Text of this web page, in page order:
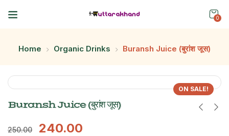
0
Home Organic Drinks Buransh Juice (बुरांश जूस)
ON SALE!
Buransh Juice (बुरांश जूस)
250.00 240.00